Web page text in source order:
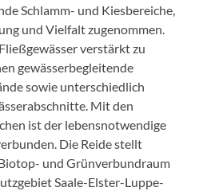
Schlamm- und Kiesbereiche,
und Vielfalt zugenommen.
verstärkt zu
gewässerbegleitende
sowie unterschiedlich
Mit den
ist der lebensnotwendige
Die Reide stellt
und Grünverbundraum
Saale-Elster-Luppe-